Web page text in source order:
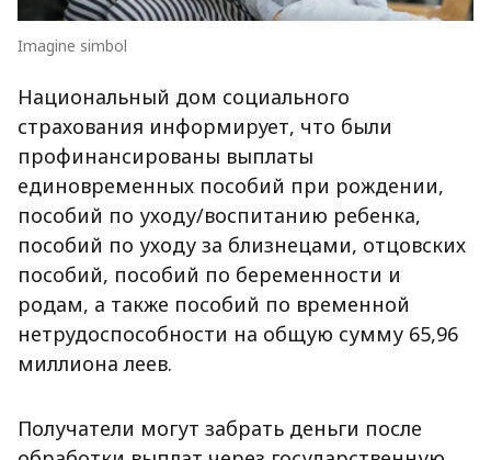
Imagine simbol
Национальный дом социального
страхования информирует, что были
профинансированы выплаты
единовременных пособий при рождении,
пособий по уходу/воспитанию ребенка,
пособий по уходу за близнецами, отцовских
пособий, пособий по беременности и
родам, а также пособий по временной
нетрудоспособности на общую сумму 65,96
миллиона леев.
Получатели могут забрать деньги после